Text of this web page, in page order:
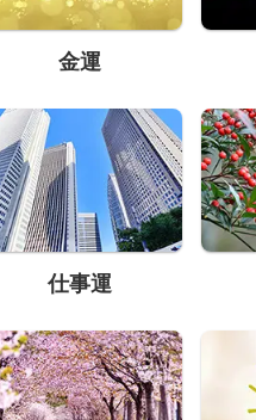
金運
仕事運